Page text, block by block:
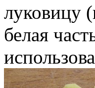
луковицу
белая